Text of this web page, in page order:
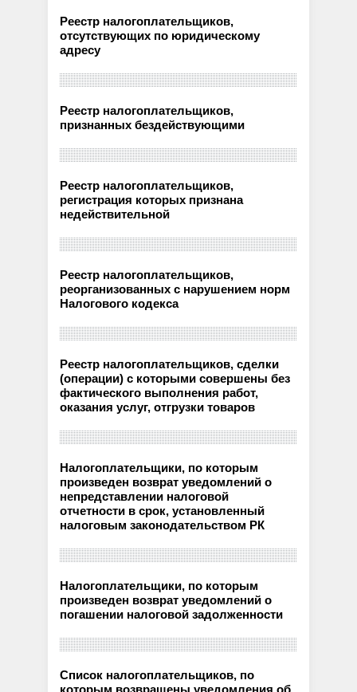
Реестр налогоплательщиков,
отсутствующих по юридическому
адресу
Реестр налогоплательщиков,
признанных бездействующими
Реестр налогоплательщиков,
регистрация которых признана
недействительной
Реестр налогоплательщиков,
реорганизованных с нарушением норм
Налогового кодекса
Реестр налогоплательщиков, сделки
(операции) с которыми совершены без
фактического выполнения работ,
оказания услуг, отгрузки товаров
Налогоплательщики, по которым
произведен возврат уведомлений о
непредставлении налоговой
отчетности в срок, установленный
налоговым законодательством РК
Налогоплательщики, по которым
произведен возврат уведомлений о
погашении налоговой задолженности
Список налогоплательщиков, по
которым возвращены уведомления об